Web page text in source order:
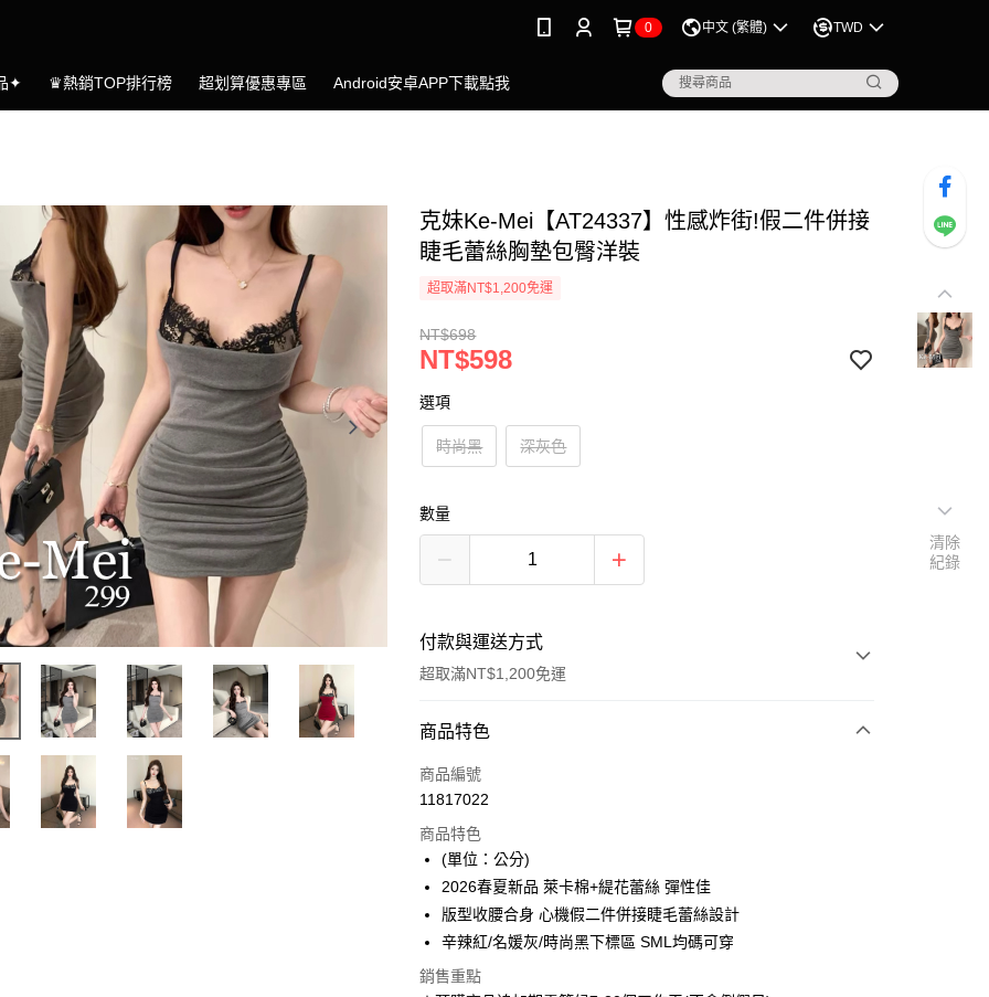
0 中文 (繁體) TWD
✦ ♛熱銷TOP排行榜 超划算優惠專區 Android安卓APP下載點我
克妹Ke-Mei【AT24337】性感炸街!假二件併接
睫毛蕾絲胸墊包臀洋裝
超取滿NT$1,200免運
NT$698
NT$598
選項
時尚黑 深灰色
數量
付款與運送方式
超取滿NT$1,200免運
付款方式
信用卡一次付款
Apple Pay
ATM付款
運送方式
商品特色
商品編號
11817022
商品特色
(單位：公分)
2026春夏新品 萊卡棉+緹花蕾絲 彈性佳
版型收腰合身 心機假二件併接睫毛蕾絲設計
辛辣紅/名媛灰/時尚黑下標區 SML均碼可穿
銷售重點
清除
紀錄